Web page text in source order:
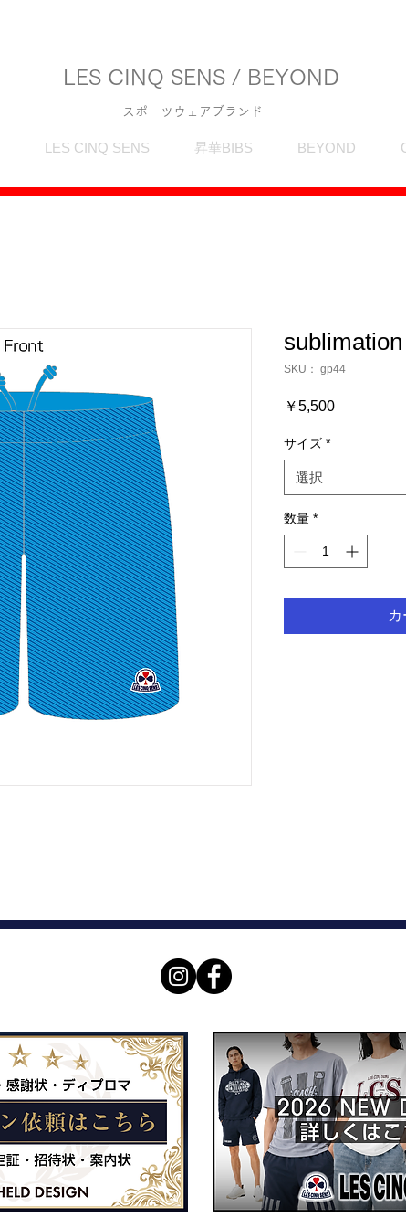
LES CINQ SENS / BEYOND
スポーツウェアブランド
LES CINQ SENS 昇華BIBS BEYOND
SKU： gp44
￥5,500価
サイズ *
選択
数量 *